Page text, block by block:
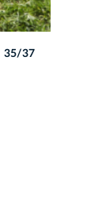
35/37